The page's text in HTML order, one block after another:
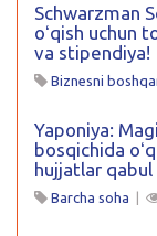
Schwarzman
oʻqish uchun
va stipendiya!
Biznesni
Yaponiya:
bosqichida
hujjatlar
Barcha soha |